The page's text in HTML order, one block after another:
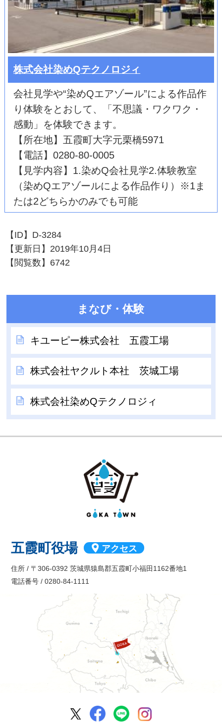
株式会社染めQテクノロジィ
会社見学や“染めQエアゾール”による作品作
り体験をとおして、「不思議・ワクワク・
感動」を体験できます。
【所在地】五霞町大字元栗橋5971
【電話】0280-80-0005
【見学内容】1.染めQ会社見学2.体験教室
（染めQエアゾールによる作品作り）※1ま
たは2どちらかのみでも可能
【ID】 D-3284
【更新日】 2019年10月4日
【閲覧数】 6742
まなび・体験
キユーピー株式会社 五霞工場
株式会社ヤクルト本社 茨城工場
株式会社染めQテクノロジィ
五霞町役場 アクセス
住所 / 〒306-0392 茨城県猿島郡五霞町小福田1162番地1
電話番号 / 0280-84-1111
五霞町公式X五霞町公式Facebook
五霞町公式LINE